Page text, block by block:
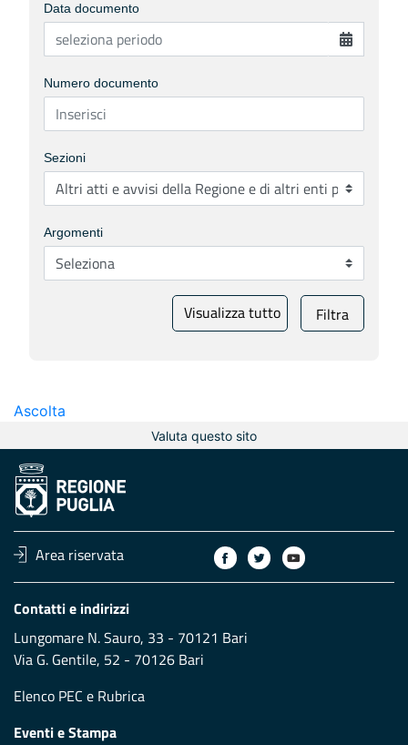
Data documento
Numero documento
Sezioni
Argomenti
Visualizza tutto Filtra
Ascolta
Valuta questo sito
Area riservata
Contatti e indirizzi
Lungomare N. Sauro, 33 - 70121 Bari
Via G. Gentile, 52 - 70126 Bari
Elenco PEC e Rubrica
Eventi e Stampa